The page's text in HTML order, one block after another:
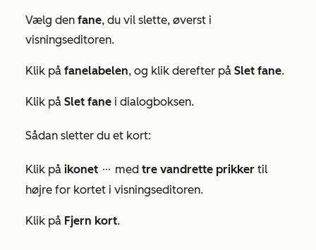
Vælg den fane, du vil slette, øverst i
visningseditoren.
Klik på fanelabelen, og klik derefter på Slet fane.
Klik på Slet fane i dialogboksen.
Sådan sletter du et kort:
Klik på ikonet ellipses med tre vandrette prikker til
højre for kortet i visningseditoren.
Klik på Fjern kort.